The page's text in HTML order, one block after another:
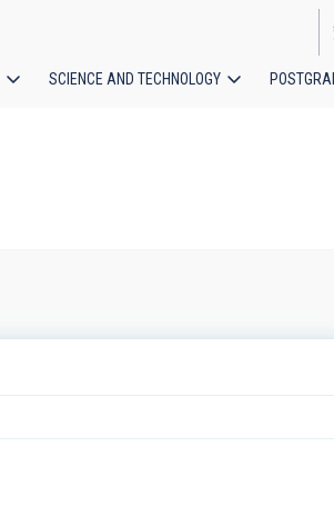
SCIENCE AND TECHNOLOGY